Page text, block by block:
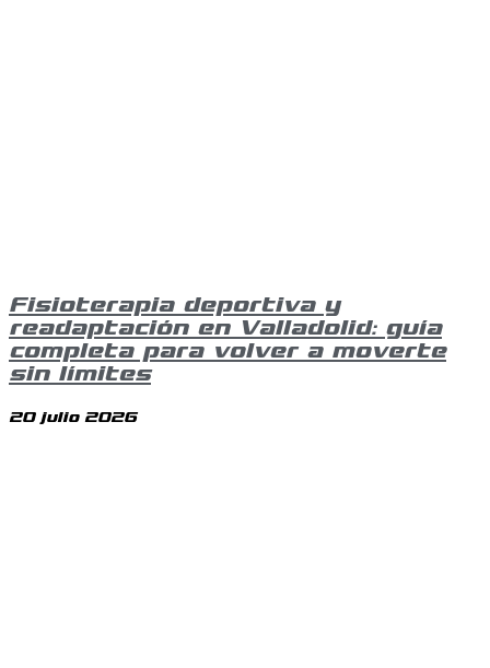
Fisioterapia deportiva y
readaptación en Valladolid: guía
completa para volver a moverte
sin límites
20 julio 2026